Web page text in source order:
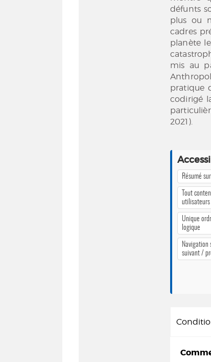
défunts
plus ou
cadres
planète
mis au
pratique
codirigé
2021).
Résumé
Tout
utilisateurs
Unique
logique
Navigation
suivant /